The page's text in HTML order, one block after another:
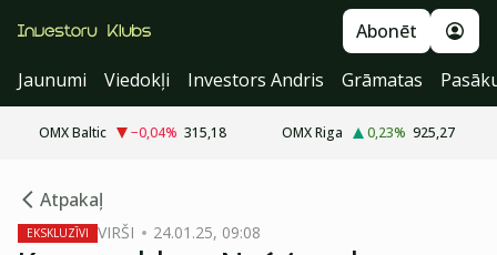
Abonēt
Jaunumi
Viedokļi Investors Andris Grāmatas
OMX Baltic −0,04% 315,18 OMX Riga 0,23% 925,27
Atpakaļ
EKSKLUZĪVI VIRŠI 24.01.25, 09:08